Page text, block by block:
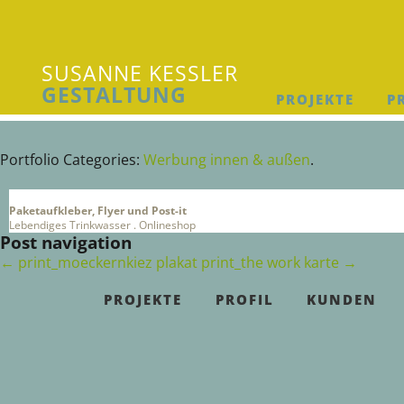
SUSANNE KESSLER
GESTALTUNG PROJEKTE
Portfolio Categories: Werbung innen & außen.
Paketaufkleber, Flyer und Post-it
Lebendiges Trinkwasser . Onlineshop
Post navigation
← print_moeckernkiez plakat print_the work karte →
PROJEKTE PROFIL KUNDEN